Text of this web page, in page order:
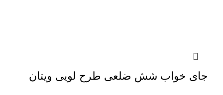
جای خواب شش ضلعی طرح لویی ویتان